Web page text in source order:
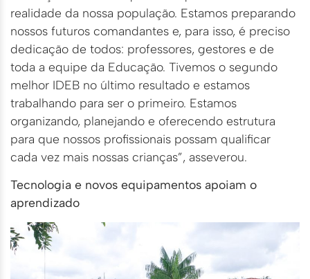
realidade da nossa população. Estamos preparando
nossos futuros comandantes e, para isso, é preciso
dedicação de todos: professores, gestores e de
toda a equipe da Educação. Tivemos o segundo
melhor IDEB no último resultado e estamos
trabalhando para ser o primeiro. Estamos
organizando, planejando e oferecendo estrutura
para que nossos profissionais possam qualificar
cada vez mais nossas crianças”, asseverou.
Tecnologia e novos equipamentos apoiam o
aprendizado